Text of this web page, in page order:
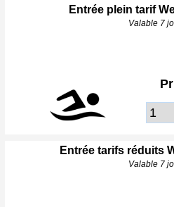
Entrée plein tarif
Valable 7
Entrée tarifs réduits
Valable 7